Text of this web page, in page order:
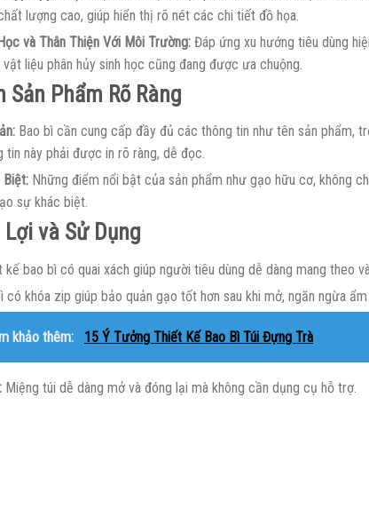
lượng cao, giúp hiển thị rõ nét các chi tiết đồ họa.
và Thân Thiện Với Môi Trường: Đáp ứng xu hướng tiêu dùng
liệu phân hủy sinh học cũng đang được ưa chuộng.
Sản Phẩm Rõ Ràng
Bao bì cần cung cấp đầy đủ các thông tin như tên sản phẩm,
tin này phải được in rõ ràng, dễ đọc.
Biệt: Những điểm nổi bật của sản phẩm như gạo hữu cơ, không
sự khác biệt.
và Sử Dụng
kế bao bì có quai xách giúp người tiêu dùng dễ dàng mang theo
có khóa zip giúp bảo quản gạo tốt hơn sau khi mở, ngăn ngừa
khảo thêm: 15 Ý Tưởng Thiết Kế Bao Bì Túi Đựng Trà
Miệng túi dễ dàng mở và đóng lại mà không cần dụng cụ hỗ trợ.